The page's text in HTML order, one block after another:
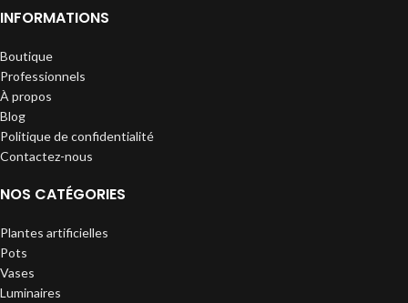
INFORMATIONS
Boutique
Professionnels
À propos
Blog
Politique de confidentialité
Contactez-nous
NOS CATÉGORIES
Plantes artificielles
Pots
Vases
Luminaires